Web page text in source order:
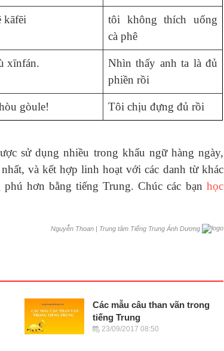
kāfēi
tôi không thích uống
cà phê
xīnfán.
Nhìn thấy anh ta là đủ
phiền rồi
gòule! Tôi chịu đựng đủ rồi
sử dụng nhiều trong khẩu ngữ hàng ngày,
và kết hợp linh hoạt với các danh từ khác
hơn bằng tiếng Trung. Chúc các bạn học
Nguyễn Thoan | Trung tâm Tiếng Trung Ánh Dương
Các mẫu câu than vãn trong
tiếng Trung
23/09/2017 08:50